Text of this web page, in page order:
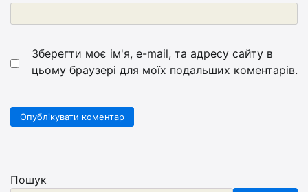
Зберегти моє ім'я, e-mail, та адресу сайту в
цьому браузері для моїх подальших коментарів.
Пошук